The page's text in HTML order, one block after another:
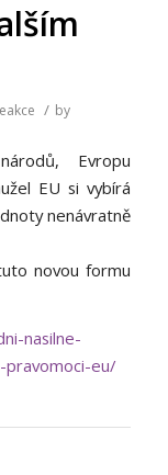
/ by
Evropu
EU si vybírá
nenávratně
novou formu
nasilne-
eu/